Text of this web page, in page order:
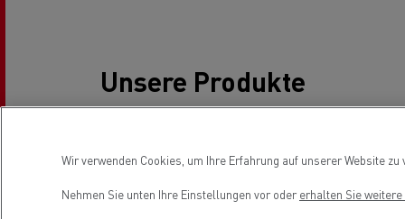
Unsere Produkte
Unser Angebot
Wir verwenden Cookies, um Ihre Erfahrung auf unserer Website
Nehmen Sie unten Ihre Einstellungen vor oder erhalten Sie